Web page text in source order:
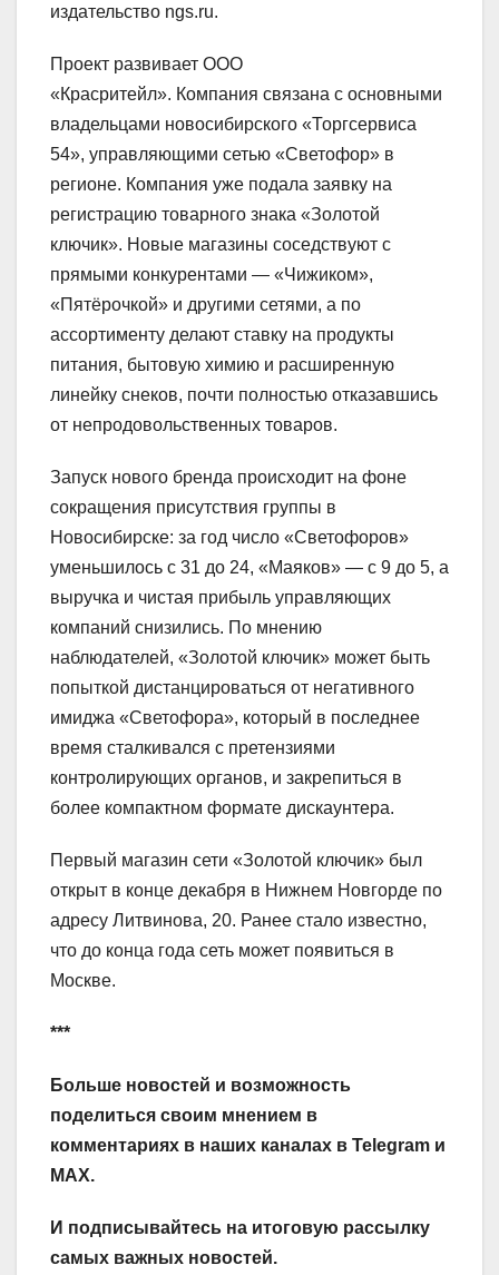
издательство ngs.ru.
Проект развивает ООО
«Красритейл». Компания связана с основными
владельцами новосибирского «Торгсервиса
54», управляющими сетью «Светофор» в
регионе. Компания уже подала заявку на
регистрацию товарного знака «Золотой
ключик». Новые магазины соседствуют с
прямыми конкурентами — «Чижиком»,
«Пятёрочкой» и другими сетями, а по
ассортименту делают ставку на продукты
питания, бытовую химию и расширенную
линейку снеков, почти полностью отказавшись
от непродовольственных товаров.
Запуск нового бренда происходит на фоне
сокращения присутствия группы в
Новосибирске: за год число «Светофоров»
уменьшилось с 31 до 24, «Маяков» — с 9 до 5, а
выручка и чистая прибыль управляющих
компаний снизились. По мнению
наблюдателей, «Золотой ключик» может быть
попыткой дистанцироваться от негативного
имиджа «Светофора», который в последнее
время сталкивался с претензиями
контролирующих органов, и закрепиться в
более компактном формате дискаунтера.
Первый магазин сети «Золотой ключик» был
открыт в конце декабря в Нижнем Новгорде по
адресу Литвинова, 20. Ранее стало известно,
что до конца года сеть может появиться в
Москве.
***
Больше новостей и возможность
поделиться своим мнением в
комментариях в наших каналах в Telegram и
MAX.
И подписывайтесь на итоговую рассылку
самых важных новостей.